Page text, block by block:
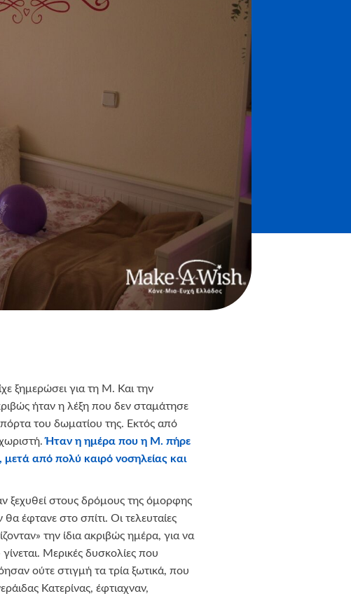
ξημερώσει για τη Μ. Και την
ήταν η λέξη που δεν σταμάτησε
του δωματίου της. Εκτός από
Ήταν η ημέρα που η Μ. πήρε
μετά από πολύ καιρό νοσηλείας και
ξεχυθεί στους δρόμους της όμορφης
έφτανε στο σπίτι. Οι τελευταίες
την ίδια ακριβώς ημέρα, για να
γίνεται. Μερικές δυσκολίες που
ούτε στιγμή τα τρία ξωτικά, που
Κατερίνας, έφτιαχναν,